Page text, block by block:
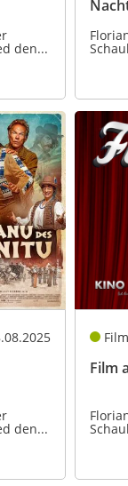
den...
den...
Film